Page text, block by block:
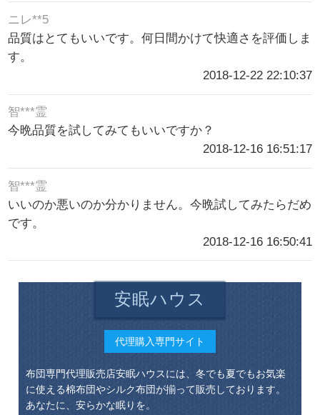
ニレ**5
品質はとてもいいです。何日間かけて快適さを評価しま
す。
2018-12-22 22:10:37
智***霊
今晩品質を試してみてもいいですか？
2018-12-16 16:51:17
智***霊
いいのか悪いのか分かりません。今晩試してみたらだめ
です。
2018-12-16 16:50:41
安眠ハウス
代理購入専門サイト
布団専門代理販売店安眠ハウスには、冬でも夏でもお気楽
に使える棉布団やシルク布団が揃って販売しております。
あなたに、安らかな眠りを。